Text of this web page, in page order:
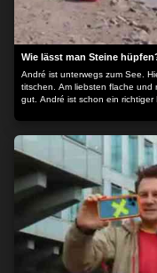
Wie lässt man Steine
André ist unterwegs zum See.
titschen. Am liebsten flache und
gut. André ist schon ein richtiger